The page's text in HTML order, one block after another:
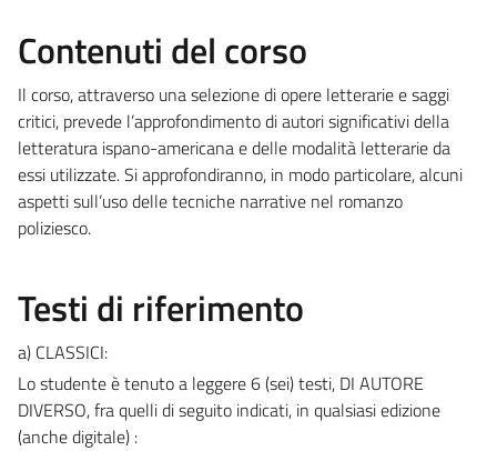
Contenuti del corso
Il corso, attraverso una selezione di opere letterarie e saggi
critici, prevede l’approfondimento di autori significativi della
letteratura ispano-americana e delle modalità letterarie da
essi utilizzate. Si approfondiranno, in modo particolare, alcuni
aspetti sull’uso delle tecniche narrative nel romanzo
poliziesco.
Testi di riferimento
a) CLASSICI:
Lo studente è tenuto a leggere 6 (sei) testi, DI AUTORE
DIVERSO, fra quelli di seguito indicati, in qualsiasi edizione
(anche digitale) :